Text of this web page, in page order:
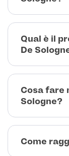
Qual è il
De
Cosa fare
Sologne?
Come